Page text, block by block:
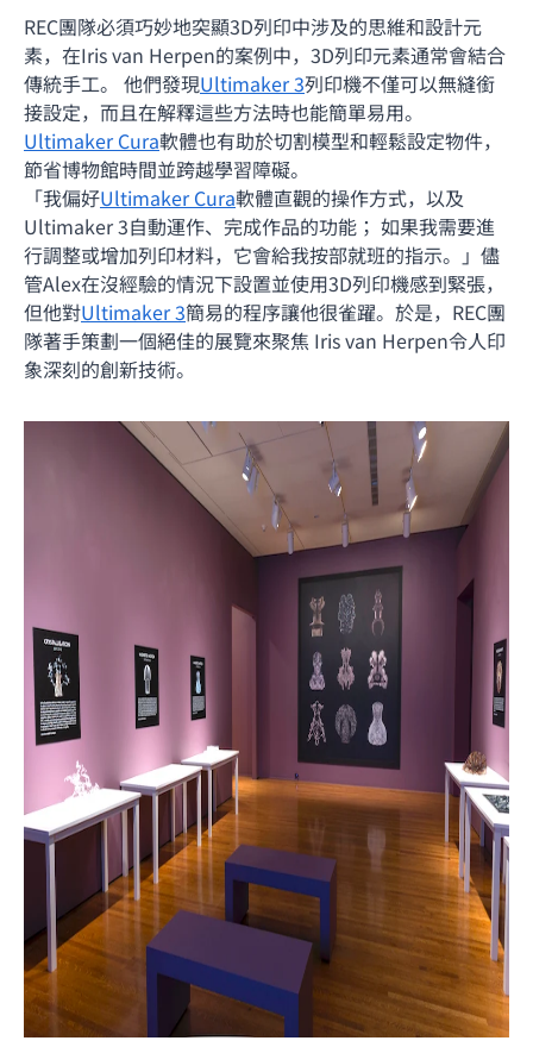
REC團隊必須巧妙地突顯3D列印中涉及的思維和設計元
素，在Iris van Herpen的案例中，3D列印元素通常會結合
傳統手工。 他們發現Ultimaker 3列印機不僅可以無縫銜
接設定，而且在解釋這些方法時也能簡單易用。
Ultimaker Cura軟體也有助於切割模型和輕鬆設定物件，
節省博物館時間並跨越學習障礙。
「我偏好Ultimaker Cura軟體直觀的操作方式，以及
Ultimaker 3自動運作、完成作品的功能； 如果我需要進
行調整或增加列印材料，它會給我按部就班的指示。」儘
管Alex在沒經驗的情況下設置並使用3D列印機感到緊張，
但他對Ultimaker 3簡易的程序讓他很雀躍。於是，REC團
隊著手策劃一個絕佳的展覽來聚焦 Iris van Herpen令人印
象深刻的創新技術。